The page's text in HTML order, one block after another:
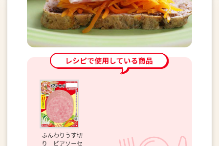
ふんわりうす切
り ビアソーセ